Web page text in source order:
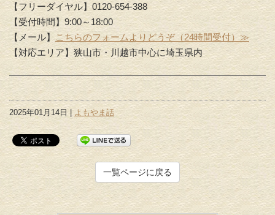
【フリーダイヤル】0120-654-388
【受付時間】9:00～18:00
【メール】
こちらのフォームよりどうぞ（24時間受付）≫
【対応エリア】狭山市・川越市中心に埼玉県内
2025年01月14日 | よもやま話
一覧ページに戻る